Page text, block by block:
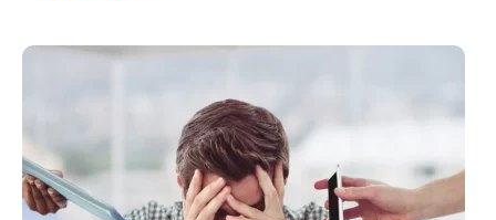
DA
OBRA
QUALIFICADA
NAS